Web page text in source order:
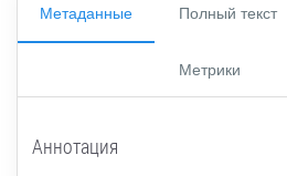
Метаданные Полный текст
Метрики
Аннотация